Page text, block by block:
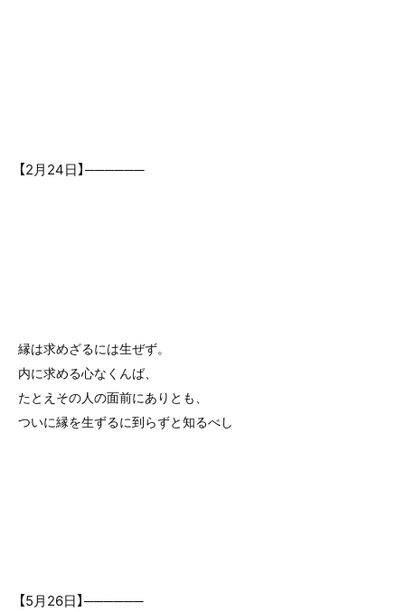
【2月24日】──────
縁は求めざるには生ぜず。
内に求める心なくんば、
たとえその人の面前にありとも、
ついに縁を生ずるに到らずと知るべし
【5月26日】──────